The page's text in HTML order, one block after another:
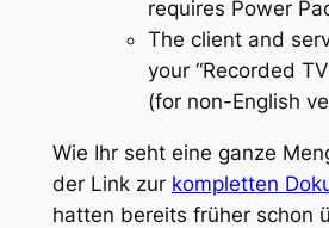
requires Power
The client and
your “Recorded
(for non-English
Wie Ihr seht eine ganze
der Link zur kompletten
hatten bereits früher schon